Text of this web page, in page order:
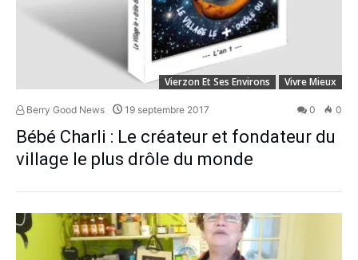
Vierzon Et Ses Environs Vivre Mieux
Berry Good News 19 septembre 2017 0 0
Bébé Charli : Le créateur et fondateur du
village le plus drôle du monde